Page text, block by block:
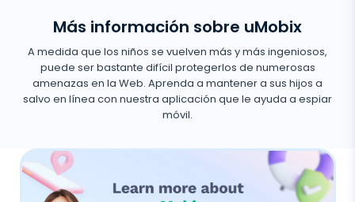
Más información sobre uMobix
A medida que los niños se vuelven más y más ingeniosos,
puede ser bastante difícil protegerlos de numerosas
amenazas en la Web. Aprenda a mantener a sus hijos a
salvo en línea con nuestra aplicación que le ayuda a espiar
móvil.